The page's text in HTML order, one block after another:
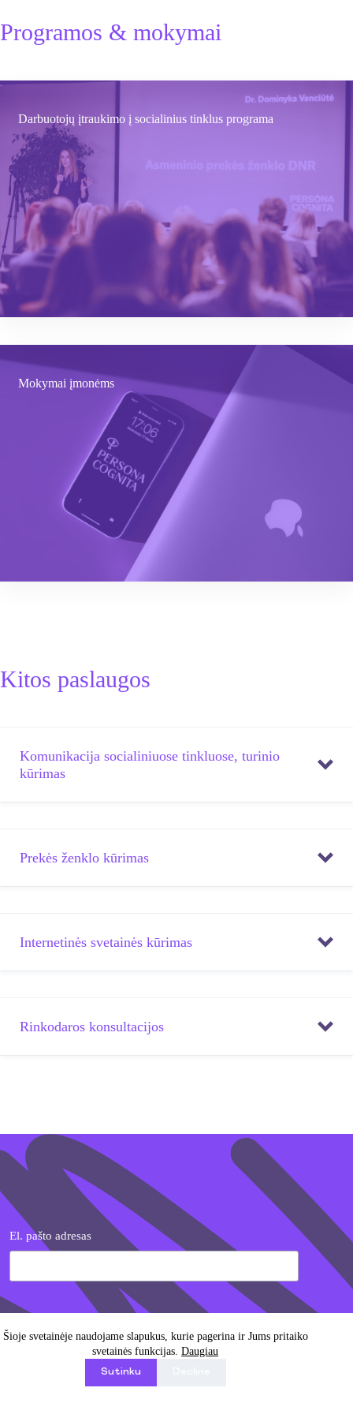
Šioje svetainėje naudojame slapukus, kurie pagerina ir Jums pritaiko
svetainės funkcijas.Daugiau
Sutinku
Programos & mokymai
Darbuotojų įtraukimo į socialinius tinklus programa
Mokymai įmonėms
Kitos paslaugos
Komunikacija socialiniuose tinkluose, turinio
kūrimas
Prekės ženklo kūrimas
Internetinės svetainės kūrimas
Rinkodaros konsultacijos
El. pašto adresas